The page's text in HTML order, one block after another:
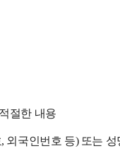
절한 내용
국인번호 등) 또는